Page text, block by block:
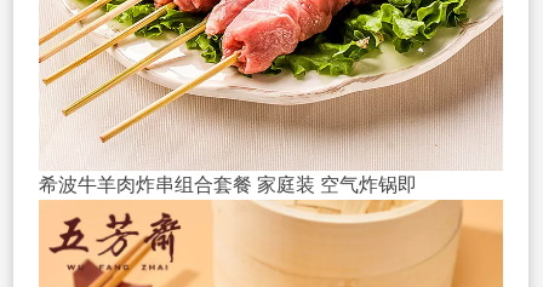
希波牛羊肉炸串组合套餐 家庭装 空气炸锅即